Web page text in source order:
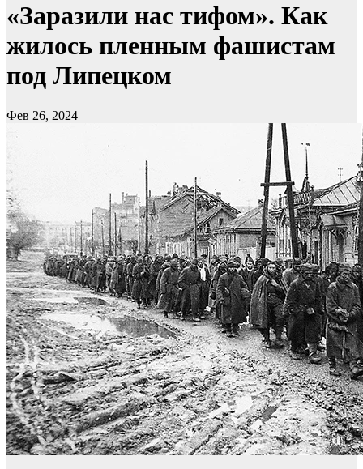
«Заразили нас тифом». Как
жилось пленным фашистам
под Липецком
Фев 26, 2024